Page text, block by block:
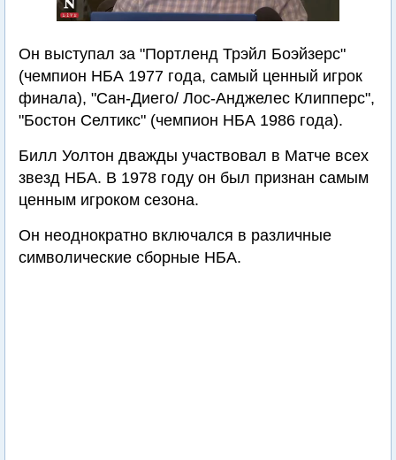
Он выступал за "Портленд Трэйл Боэйзерс"
(чемпион НБА 1977 года, самый ценный игрок
финала), "Сан-Диего/ Лос-Анджелес Клипперс",
"Бостон Селтикс" (чемпион НБА 1986 года).
Билл Уолтон дважды участвовал в Матче всех
звезд НБА. В 1978 году он был признан самым
ценным игроком сезона.
Он неоднократно включался в различные
символические сборные НБА.